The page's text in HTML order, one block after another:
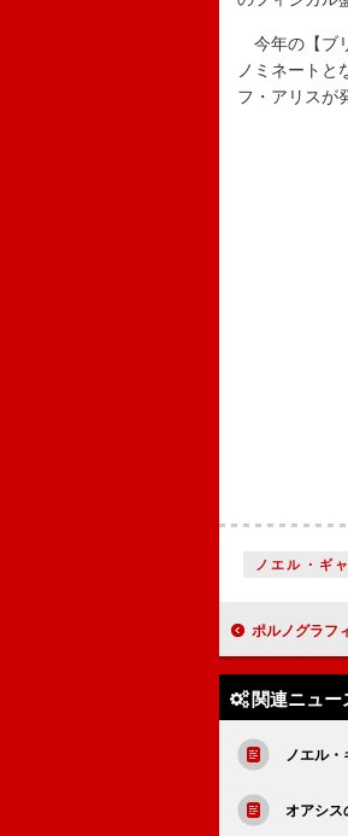
今年の【ブ
ノミネートと
フ・アリスが
ノエル・ギ
ポルノグラフィティが演
関連ニュー
ノエル
オアシス